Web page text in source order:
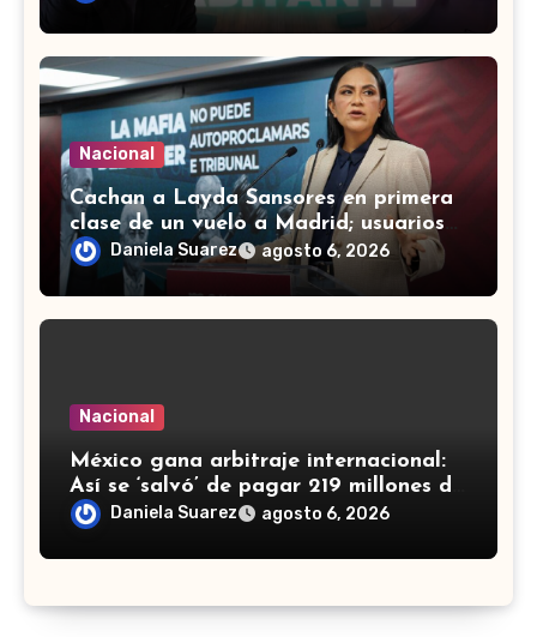
Nacional
Cachan a Layda Sansores en primera
clase de un vuelo a Madrid; usuarios
de redes le recuerdan austeridad
Daniela Suarez agosto 6, 2026
Nacional
México gana arbitraje internacional:
Así se ‘salvó’ de pagar 219 millones de
dólares a fondos de EU
Daniela Suarez agosto 6, 2026